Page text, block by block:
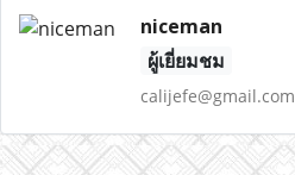
niceman
ผู้เยี่ยมชม
calijefe@gmail.com